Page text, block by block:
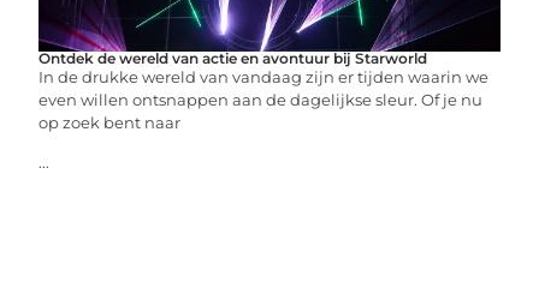
Ontdek de wereld van actie en avontuur bij Starworld
In de drukke wereld van vandaag zijn er tijden waarin we
even willen ontsnappen aan de dagelijkse sleur. Of je nu
op zoek bent naar
...